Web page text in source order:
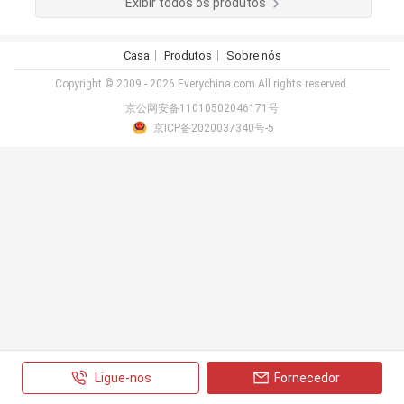
Ligue-nos Fornecedor
Casa Produtos Sobre nós
Copyright © 2009 - 2026 Everychina.com.All rights reserved.
京公网安备11010502046171号
京ICP备2020037340号-5